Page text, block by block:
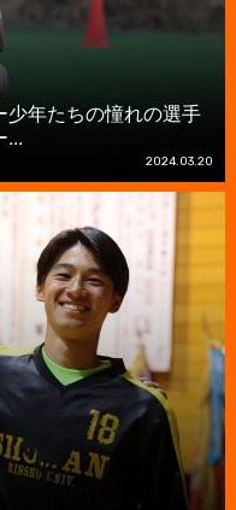
少年たちの憧れの選手
...
2024.03.20